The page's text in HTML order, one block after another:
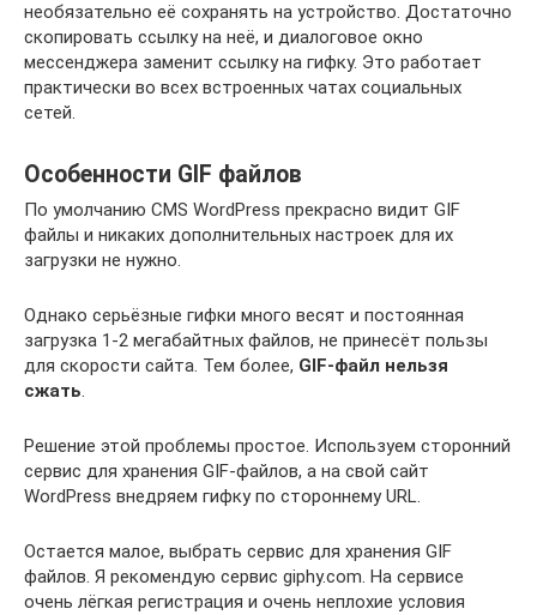
необязательно её сохранять на устройство. Достаточно
скопировать ссылку на неё, и диалоговое окно
мессенджера заменит ссылку на гифку. Это работает
практически во всех встроенных чатах социальных
сетей.
Особенности GIF файлов
По умолчанию CMS WordPress прекрасно видит GIF
файлы и никаких дополнительных настроек для их
загрузки не нужно.
Однако серьёзные гифки много весят и постоянная
загрузка 1-2 мегабайтных файлов, не принесёт пользы
для скорости сайта. Тем более, GIF-файл нельзя
сжать.
Решение этой проблемы простое. Используем сторонний
сервис для хранения GIF-файлов, а на свой сайт
WordPress внедряем гифку по стороннему URL.
Остается малое, выбрать сервис для хранения GIF
файлов. Я рекомендую сервис giphy.com. На сервисе
очень лёгкая регистрация и очень неплохие условия